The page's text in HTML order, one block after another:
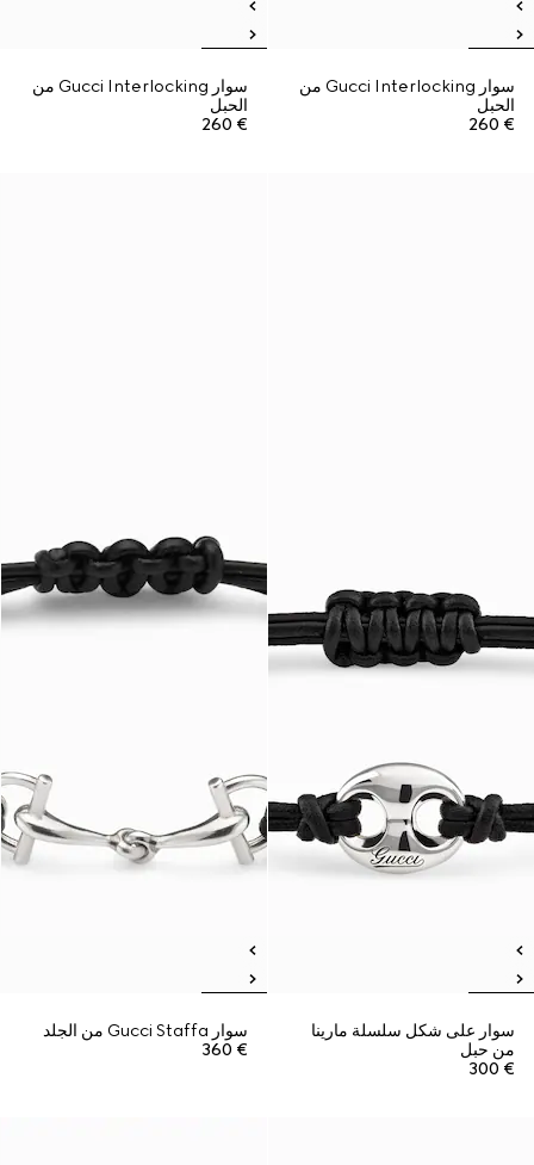
سوار Gucci Interlocking من
الحبل
€ 260
سوار Gucci Interlocking من
الحبل
€ 260
سوار على شكل سلسلة مارينا
من حبل
€ 300
سوار Gucci Staffa من الجلد
€ 360